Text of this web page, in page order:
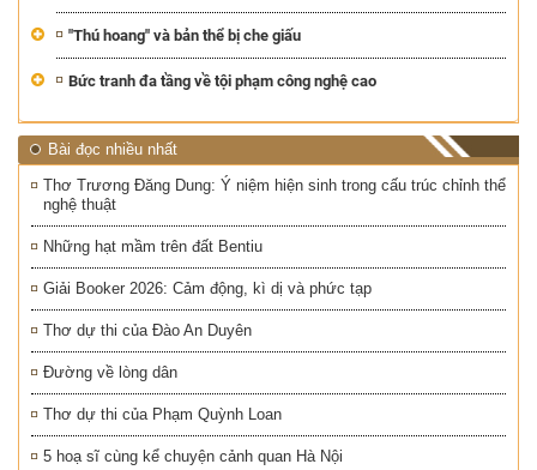
"Thú hoang" và bản thể bị che giấu
Bức tranh đa tầng về tội phạm công nghệ cao
Bài đọc nhiều nhất
Thơ Trương Đăng Dung: Ý niệm hiện sinh trong cấu trúc chỉnh thể
nghệ thuật
Những hạt mầm trên đất Bentiu
Giải Booker 2026: Cảm động, kì dị và phức tạp
Thơ dự thi của Đào An Duyên
Đường về lòng dân
Thơ dự thi của Phạm Quỳnh Loan
5 hoạ sĩ cùng kể chuyện cảnh quan Hà Nội